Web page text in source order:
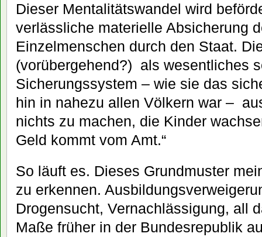
Dieser Mentalitätswandel wird
verlässliche materielle Absicherung
Einzelmenschen durch den Staat.
(vorübergehend?) als wesentliches
Sicherungssystem – wie sie das
hin in nahezu allen Völkern war –
nichts zu machen, die Kinder
Geld kommt vom Amt.“
So läuft es. Dieses Grundmuster
zu erkennen.
Drogensucht, Vernachlässigung, all
Maße früher in der Bundesrepublik